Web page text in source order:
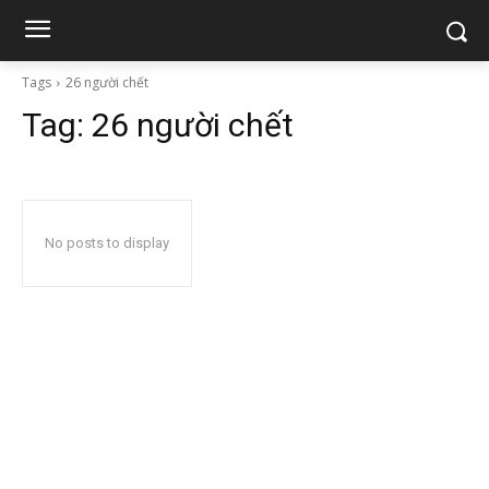
Tags 26 người chết
Tag: 26 người chết
No posts to display